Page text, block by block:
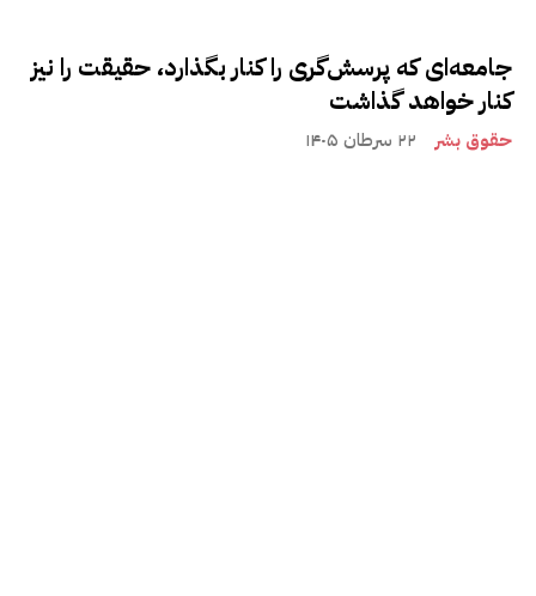
جامعه‌ای که پرسش‌گری را کنار بگذارد، حقیقت را نیز
کنار خواهد گذاشت
حقوق بشر ۲۲ سرطان ۱۴۰۵